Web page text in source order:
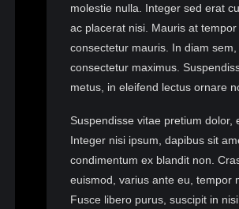
molestie nulla. Integer sed erat
ac placerat nisi. Mauris at
consectetur mauris. In diam
consectetur maximus.
metus, in eleifend lectus ornare
Suspendisse vitae pretium dolor,
Integer nisi ipsum, dapibus sit
condimentum ex blandit non.
euismod, varius ante eu, tempor
Fusce libero purus, suscipit in